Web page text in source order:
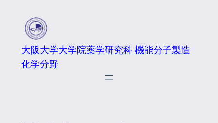
大阪大学大学院薬学研究科 機能分子製造
化学分野